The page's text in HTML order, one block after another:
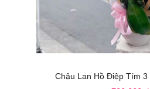
Chậu Lan Hồ Điệp Tím